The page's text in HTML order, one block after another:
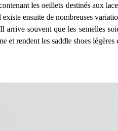
les oeillets destinés aux
ensuite de nombreuses
arrive souvent que les semelles
et rendent les saddle shoes légères